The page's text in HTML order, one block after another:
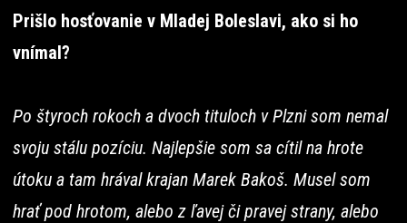
Prišlo hosťovanie v Mladej Boleslavi, ako si ho
vnímal?
Po štyroch rokoch a dvoch tituloch v Plzni som nemal
svoju stálu pozíciu. Najlepšie som sa cítil na hrote
útoku a tam hrával krajan Marek Bakoš. Musel som
hrať pod hrotom, alebo z ľavej či pravej strany, alebo